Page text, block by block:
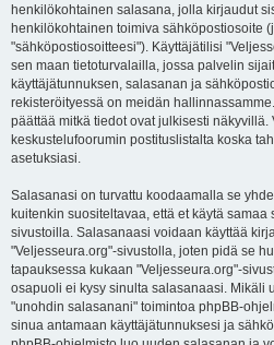
henkilökohtainen salasana, jolla kirjaudut
henkilökohtainen toimiva sähköpostiosoite
"sähköpostiosoitteesi"). Käyttäjätilisi
sen maan tietoturvalailla, jossa palvelin
käyttäjätunnuksen, salasanan ja
rekisteröityessä on meidän
päättää mitkä tiedot ovat julkisesti näkyvillä.
keskustelufoorumin postituslistalta koska
asetuksiasi.
Salasanasi on turvattu koodaamalla se
kuitenkin suositeltavaa, että et käytä
sivustoilla. Salasanaasi voidaan käyttää
"Veljesseura.org"-sivustolla, joten pidä se
tapauksessa kukaan "Veljesseura.org"-
osapuoli ei kysy sinulta salasanaasi. Mikäli
"unohdin salasanani" toimintoa phpBB-
sinua antamaan käyttäjätunnuksesi ja